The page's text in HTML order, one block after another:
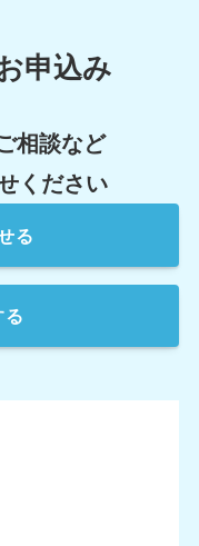
申込み
相談など
ください
る
る